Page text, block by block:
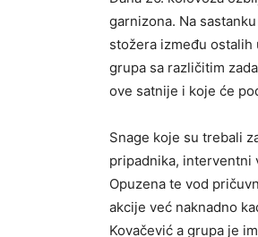
garnizona. Na
stožera između ostalih
grupa sa različitim
ove satnije i koje će
Snage koje su trebali
pripadnika, interventni
Opuzena te vod
akcije već naknadno
Kovačević a grupa je